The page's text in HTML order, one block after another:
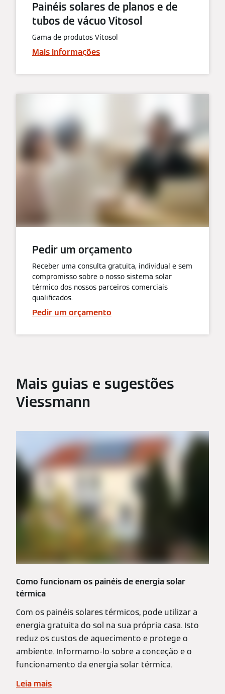
Painéis solares de planos e de
tubos de vácuo Vitosol
Gama de produtos Vitosol
Mais informações
Pedir um orçamento
Receber uma consulta gratuita, individual e sem
compromisso sobre o nosso sistema solar
térmico dos nossos parceiros comerciais
qualificados.
Pedir um orçamento
Mais guias e sugestões
Viessmann
Como funcionam os painéis de energia solar
térmica
Com os painéis solares térmicos, pode utilizar a
energia gratuita do sol na sua própria casa. Isto
reduz os custos de aquecimento e protege o
ambiente. Informamo-lo sobre a conceção e o
funcionamento da energia solar térmica.
Leia mais